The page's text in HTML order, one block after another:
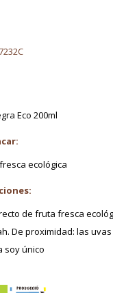
Eco 200ml
ecológica
de fruta fresca
De proximidad: las
soy único